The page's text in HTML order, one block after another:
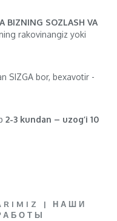
BIZNING SOZLASH VA
rakovinangiz yoki
SIZGA bor, bexavotir -
2-3 kundan – uzog’i 10
| НАШИ